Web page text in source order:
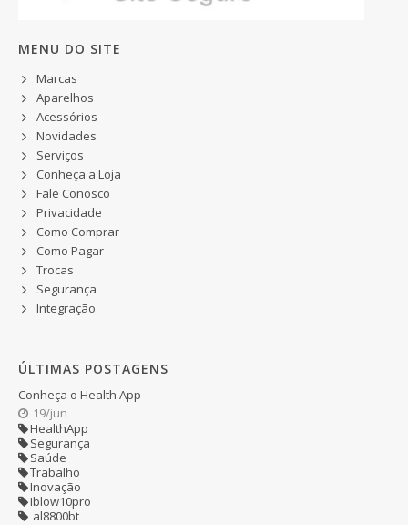
MENU DO SITE
Marcas
Aparelhos
Acessórios
Novidades
Serviços
Conheça a Loja
Fale Conosco
Privacidade
Como Comprar
Como Pagar
Trocas
Segurança
Integração
ÚLTIMAS POSTAGENS
Conheça o Health App
19/jun
HealthApp
Segurança
Saúde
Trabalho
Inovação
Iblow10pro
al8800bt